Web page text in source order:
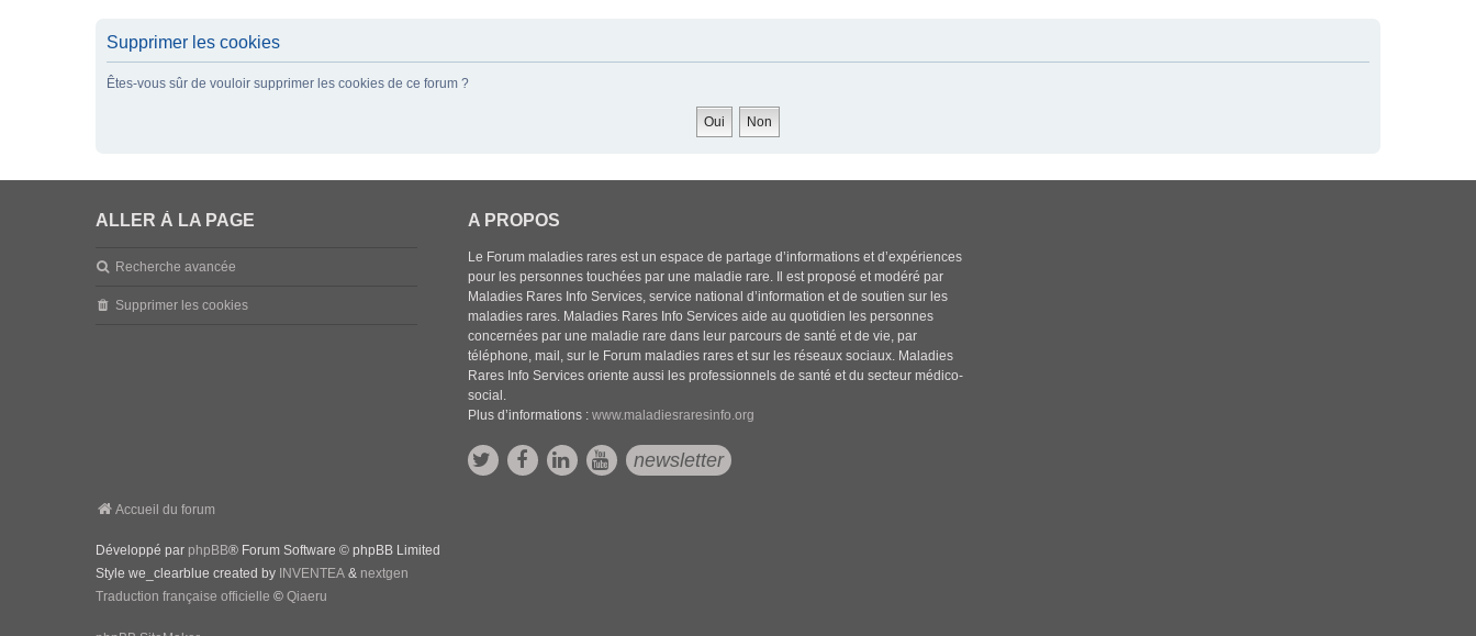
Supprimer les cookies
Êtes-vous sûr de vouloir supprimer les cookies de ce forum ?
ALLER À LA PAGE
Recherche avancée
Supprimer les cookies
A PROPOS
Le Forum maladies rares est un espace de partage d’informations et d’expériences
pour les personnes touchées par une maladie rare. Il est proposé et modéré par
Maladies Rares Info Services, service national d’information et de soutien sur les
maladies rares. Maladies Rares Info Services aide au quotidien les personnes
concernées par une maladie rare dans leur parcours de santé et de vie, par
téléphone, mail, sur le Forum maladies rares et sur les réseaux sociaux. Maladies
Rares Info Services oriente aussi les professionnels de santé et du secteur médico-
social.
Plus d’informations :www.maladiesraresinfo.org
newsletter
Accueil du forum
Développé par phpBB® Forum Software © phpBB Limited
Style we_clearblue created by INVENTEA & nextgen
Traduction française officielle © Qiaeru